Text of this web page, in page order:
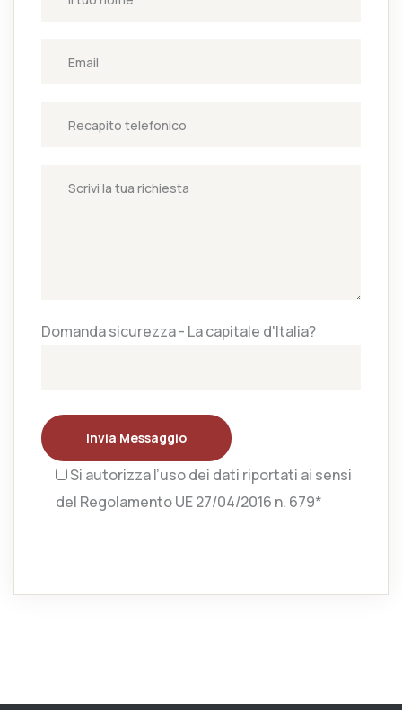
Domanda sicurezza - La capitale d'Italia?
Invia Messaggio
Si autorizza l’uso dei dati riportati ai sensi
del Regolamento UE 27/04/2016 n. 679*